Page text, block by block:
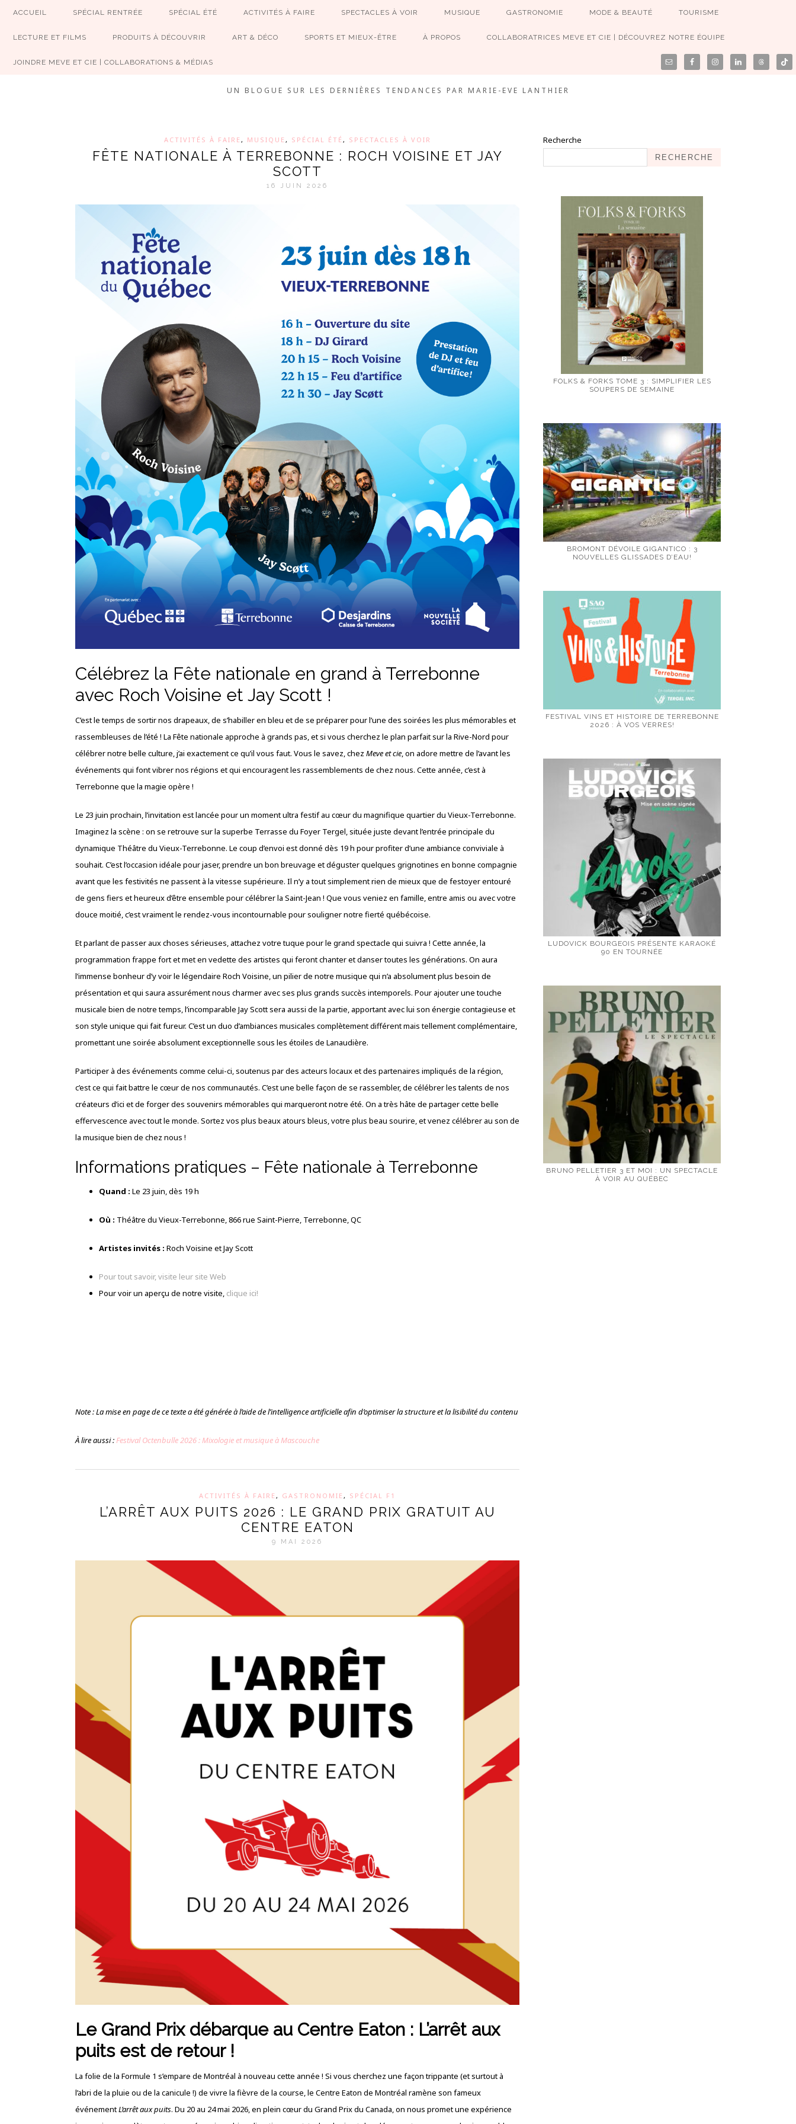
ACCUEIL SPÉCIAL RENTRÉE SPÉCIAL ÉTÉ ACTIVITÉS À FAIRE SPECTACLES À VOIR MUSIQUE GASTRONOMIE MODE & BEAUTÉ TOURISME
LECTURE ET FILMS PRODUITS À DÉCOUVRIR ART & DÉCO SPORTS ET MIEUX-ÊTRE À PROPOS COLLABORATRICES MEVE ET CIE | DÉCOUVREZ NOTRE ÉQUIPE
JOINDRE MEVE ET CIE | COLLABORATIONS & MÉDIAS
UN BLOGUE SUR LES DERNIÈRES TENDANCES PAR MARIE-EVE LANTHIER
ACTIVITÉS À FAIRE, MUSIQUE, SPÉCIAL ÉTÉ, SPECTACLES À VOIR
FÊTE NATIONALE À TERREBONNE : ROCH VOISINE ET JAY
SCOTT
16 JUIN 2026
Célébrez la Fête nationale en grand à Terrebonne
avec Roch Voisine et Jay Scott !
C’est le temps de sortir nos drapeaux, de s’habiller en bleu et de se préparer pour l’une des soirées les plus mémorables et
rassembleuses de l’été ! La Fête nationale approche à grands pas, et si vous cherchez le plan parfait sur la Rive-Nord pour
célébrer notre belle culture, j’ai exactement ce qu’il vous faut. Vous le savez, chez Meve et cie, on adore mettre de l’avant les
événements qui font vibrer nos régions et qui encouragent les rassemblements de chez nous. Cette année, c’est à
Terrebonne que la magie opère !
Le 23 juin prochain, l’invitation est lancée pour un moment ultra festif au cœur du magnifique quartier du Vieux-Terrebonne.
Imaginez la scène : on se retrouve sur la superbe Terrasse du Foyer Tergel, située juste devant l’entrée principale du
dynamique Théâtre du Vieux-Terrebonne. Le coup d’envoi est donné dès 19 h pour profiter d’une ambiance conviviale à
souhait. C’est l’occasion idéale pour jaser, prendre un bon breuvage et déguster quelques grignotines en bonne compagnie
avant que les festivités ne passent à la vitesse supérieure. Il n’y a tout simplement rien de mieux que de festoyer entouré
de gens fiers et heureux d’être ensemble pour célébrer la Saint-Jean ! Que vous veniez en famille, entre amis ou avec votre
douce moitié, c’est vraiment le rendez-vous incontournable pour souligner notre fierté québécoise.
Et parlant de passer aux choses sérieuses, attachez votre tuque pour le grand spectacle qui suivra ! Cette année, la
programmation frappe fort et met en vedette des artistes qui feront chanter et danser toutes les générations. On aura
l’immense bonheur d’y voir le légendaire Roch Voisine, un pilier de notre musique qui n’a absolument plus besoin de
présentation et qui saura assurément nous charmer avec ses plus grands succès intemporels. Pour ajouter une touche
musicale bien de notre temps, l’incomparable Jay Scott sera aussi de la partie, apportant avec lui son énergie contagieuse et
son style unique qui fait fureur. C’est un duo d’ambiances musicales complètement différent mais tellement complémentaire,
promettant une soirée absolument exceptionnelle sous les étoiles de Lanaudière.
Participer à des événements comme celui-ci, soutenus par des acteurs locaux et des partenaires impliqués de la région,
c’est ce qui fait battre le cœur de nos communautés. C’est une belle façon de se rassembler, de célébrer les talents de nos
créateurs d’ici et de forger des souvenirs mémorables qui marqueront notre été. On a très hâte de partager cette belle
effervescence avec tout le monde. Sortez vos plus beaux atours bleus, votre plus beau sourire, et venez célébrer au son de
la musique bien de chez nous !
Informations pratiques – Fête nationale à Terrebonne
Quand : Le 23 juin, dès 19 h
Où : Théâtre du Vieux-Terrebonne, 866 rue Saint-Pierre, Terrebonne, QC
Artistes invités : Roch Voisine et Jay Scott
Pour tout savoir, visite leur site Web
Pour voir un aperçu de notre visite, clique ici!
Note : La mise en page de ce texte a été générée à l’aide de l’intelligence artificielle afin d’optimiser la structure et la lisibilité du contenu
À lire aussi :Festival Octenbulle 2026 : Mixologie et musique à Mascouche
ACTIVITÉS À FAIRE, GASTRONOMIE, SPÉCIAL F1
L’ARRÊT AUX PUITS 2026 : LE GRAND PRIX GRATUIT AU
CENTRE EATON
9 MAI 2026
Le Grand Prix débarque au Centre Eaton : L’arrêt aux
puits est de retour !
La folie de la Formule 1 s’empare de Montréal à nouveau cette année ! Si vous cherchez une façon trippante (et surtout à
l’abri de la pluie ou de la canicule !) de vivre la fièvre de la course, le Centre Eaton de Montréal ramène son fameux
événementL’arrêt aux puits. Du 20 au 24 mai 2026, en plein cœur du Grand Prix du Canada, on nous promet une expérience
Recherche
RECHERCHE
FOLKS & FORKS TOME 3 : SIMPLIFIER LES
SOUPERS DE SEMAINE
BROMONT DÉVOILE GIGANTICO : 3
NOUVELLES GLISSADES D’EAU!
FESTIVAL VINS ET HISTOIRE DE TERREBONNE
2026 : À VOS VERRES!
LUDOVICK BOURGEOIS PRÉSENTE KARAOKÉ
90 EN TOURNÉE
BRUNO PELLETIER 3 ET MOI : UN SPECTACLE
À VOIR AU QUÉBEC